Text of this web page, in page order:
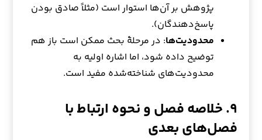
پژوهش بر آن‌ها استوار است (مثلاً صادق بودن
پاسخ‌دهندگان).
محدودیت‌ها: در مرحلهٔ بحث ممکن است باز هم
توضیح داده شود، اما اشاره اولیه به
محدودیت‌های شناخته‌شده مفید است.
۹. خلاصه فصل و نحوه ارتباط با
فصل‌های بعدی